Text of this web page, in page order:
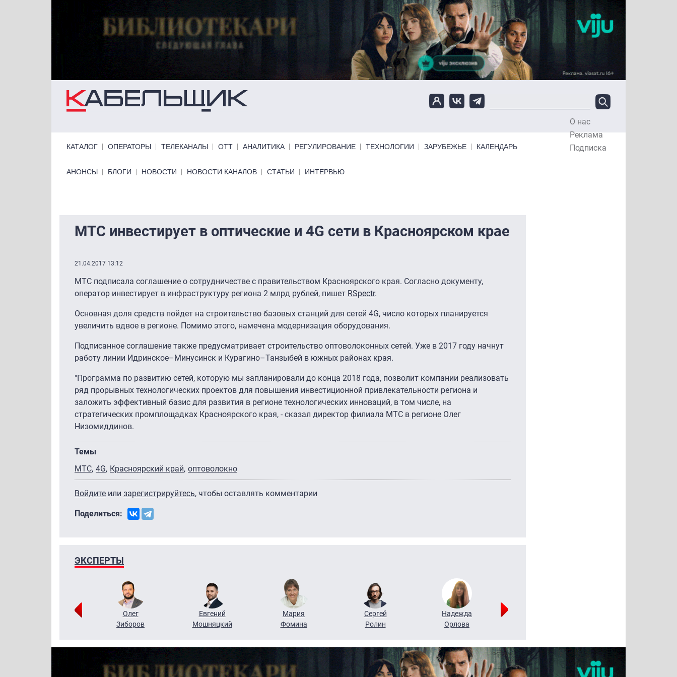
О нас
Реклама
Подписка
КАТАЛОГ ОПЕРАТОРЫ ТЕЛЕКАНАЛЫ ОТТ АНАЛИТИКА РЕГУЛИРОВАНИЕ ТЕХНОЛОГИИ ЗАРУБЕЖЬЕ КАЛЕНДАРЬ
Primary links bottom
АНОНСЫ БЛОГИ НОВОСТИ НОВОСТИ КАНАЛОВ СТАТЬИ ИНТЕРВЬЮ
МТС инвестирует в оптические и 4G сети в Красноярском крае
21.04.2017 13:12
МТС подписала соглашение о сотрудничестве с правительством Красноярского края. Согласно документу,
оператор инвестирует в инфраструктуру региона 2 млрд рублей, пишет RSpectr.
Основная доля средств пойдет на строительство базовых станций для сетей 4G, число которых планируется
увеличить вдвое в регионе. Помимо этого, намечена модернизация оборудования.
Подписанное соглашение также предусматривает строительство оптоволоконных сетей. Уже в 2017 году начнут
работу линии Идринское–Минусинск и Курагино–Танзыбей в южных районах края.
"Программа по развитию сетей, которую мы запланировали до конца 2018 года, позволит компании реализовать
ряд прорывных технологических проектов для повышения инвестиционной привлекательности региона и
заложить эффективный базис для развития в регионе технологических инноваций, в том числе, на
стратегических промплощадках Красноярского края, - сказал директор филиала МТС в регионе Олег
Низомиддинов.
Темы
МТС 4G Красноярский край оптоволокно
Войдите или зарегистрируйтесь, чтобы оставлять комментарии
Поделиться:
ЭКСПЕРТЫ
Олег
Зиборов
Евгений
Мошняцкий
Мария
Фомина
Сергей
Ролин
Надежда
Орлова